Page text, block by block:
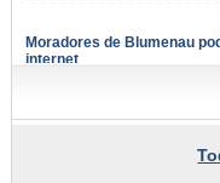
Moradores de Blumenau
internet
Samae faz campanha para